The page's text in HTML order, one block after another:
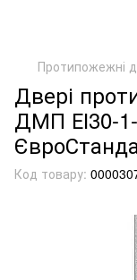
Протипожежні
Двері
ДМП ЕІ30-
Код товару: